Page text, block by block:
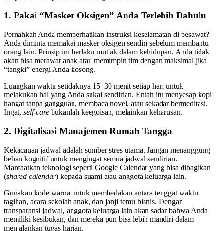
1. Pakai “Masker Oksigen” Anda Terlebih Dahulu
Pernahkah Anda memperhatikan instruksi keselamatan di pesawat?
Anda diminta memakai masker oksigen sendiri sebelum membantu
orang lain. Prinsip ini berlaku mutlak dalam kehidupan. Anda tidak
akan bisa merawat anak atau memimpin tim dengan maksimal jika
“tangki” energi Anda kosong.
Luangkan waktu setidaknya 15–30 menit setiap hari untuk
melakukan hal yang Anda sukai sendirian. Entah itu menyesap kopi
hangat tanpa gangguan, membaca novel, atau sekadar bermeditasi.
Ingat, self-care bukanlah keegoisan, melainkan keharusan.
2. Digitalisasi Manajemen Rumah Tangga
Kekacauan jadwal adalah sumber stres utama. Jangan menanggung
beban kognitif untuk mengingat semua jadwal sendirian.
Manfaatkan teknologi seperti Google Calendar yang bisa dibagikan
(shared calendar) kepada suami atau anggota keluarga lain.
Gunakan kode warna untuk membedakan antara tenggat waktu
tagihan, acara sekolah anak, dan janji temu bisnis. Dengan
transparansi jadwal, anggota keluarga lain akan sadar bahwa Anda
memiliki kesibukan, dan mereka pun bisa lebih mandiri dalam
menjalankan tugas harian.